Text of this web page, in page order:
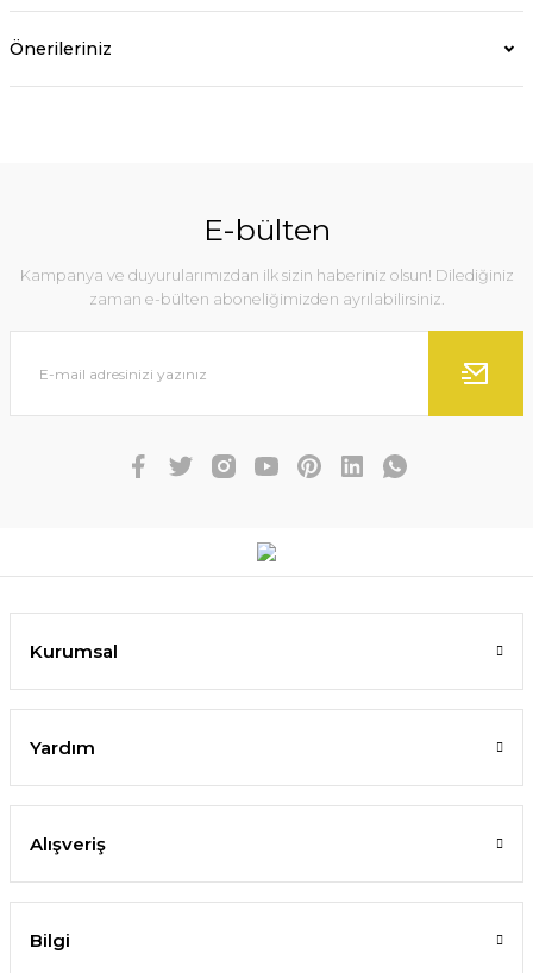
Önerileriniz
E-bülten
Kampanya ve duyurularımızdan ilk sizin haberiniz olsun! Dilediğiniz
zaman e-bülten aboneliğimizden ayrılabilirsiniz.
Kurumsal
Yardım
Alışveriş
Bilgi